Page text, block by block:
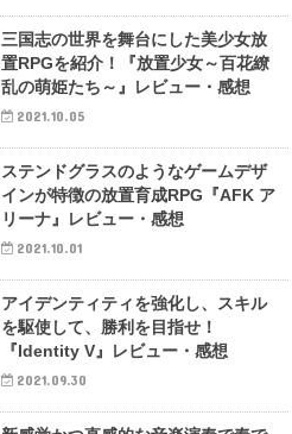
三国志の世界を舞台にした美少女放
置RPGを紹介！『放置少女～百花繚
乱の萌姫たち～』レビュー・感想
2021.10.05
ステンドグラスのようなゲームデザ
インが特徴の放置育成RPG『AFK ア
リーナ』レビュー・感想
2021.10.01
アイデンティティを強化し、スキル
を駆使して、勝利を目指せ！
『Identity V』レビュー・感想
2021.09.30